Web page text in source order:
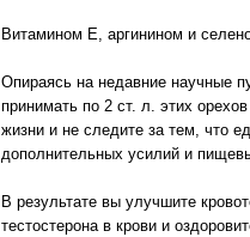
Витамином E, аргинином и
Опираясь на недавние научные
принимать по 2 ст. л. этих
жизни и не следите за тем, что
дополнительных усилий и
В результате вы улучшите
тестостерона в крови и